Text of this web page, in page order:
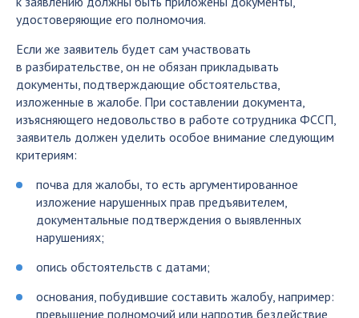
удостоверяющие его полномочия.
Если же заявитель будет сам участвовать
в разбирательстве, он не обязан прикладывать
документы, подтверждающие обстоятельства,
изложенные в жалобе. При составлении документа,
изъясняющего недовольство в работе сотрудника ФССП,
заявитель должен уделить особое внимание следующим
критериям:
почва для жалобы, то есть аргументированное
изложение нарушенных прав предъявителем,
документальные подтверждения о выявленных
нарушениях;
опись обстоятельств с датами;
основания, побудившие составить жалобу, например:
превышение полномочий или напротив бездействие